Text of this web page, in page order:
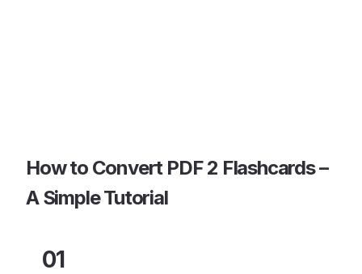
How to Convert PDF 2 Flashcards –
A Simple Tutorial
01